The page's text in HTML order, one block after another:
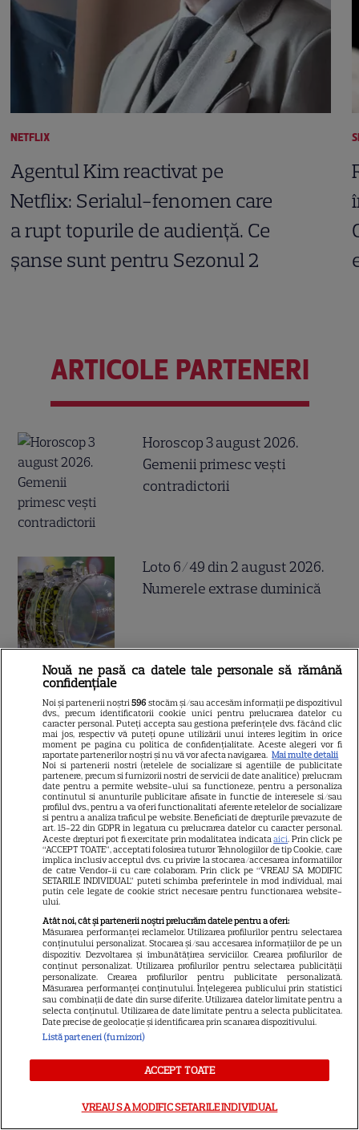
NETFLIX
Agentul Kim reactivat pe
Netflix: Serialul-fenomen care
a rupt topurile de audiență. Ce
șanse sunt pentru Sezonul 2
ARTICOLE PARTENERI
Horoscop 3 august 2026.
Gemenii primesc vești
contradictorii
Loto 6/49 din 2 august 2026.
Numerele extrase duminică
Cum coci vinetele la bloc, fără
să umpli casa de fum
Cum se face cafeaua la presa
franceză – cum funcționează
și care sunt avantajele
ALTE ARTICOLE
INTERESANTE
CINEMA
Nouă ne pasă ca datele tale personale să rămână
confidențiale
Noi și partenerii noștri596 stocăm și/sau accesăm informații pe dispozitivul
dvs., precum identificatorii cookie unici pentru prelucrarea datelor cu
caracter personal. Puteți accepta sau gestiona preferințele dvs. făcând clic
mai jos, respectiv vă puteți opune utilizării unui interes legitim în orice
moment pe pagina cu politica de confidențialitate. Aceste alegeri vor fi
raportate partenerilor noștri și nu vă vor afecta navigarea. Mai multe detalii
Noi si partenerii nostri (retelele de socializare si agentiile de publicitate
partenere, precum si furnizorii nostri de servicii de date analitice) prelucram
date pentru a permite website-ului sa functioneze, pentru a personaliza
continutul si anunturile publicitare afisate in functie de interesele si/sau
profilul dvs., pentru a va oferi functionalitati aferente retelelor de socializare
si pentru a analiza traficul pe website. Beneficiati de drepturile prevazute de
art. 15-22 din GDPR in legatura cu prelucrarea datelor cu caracter personal.
Aceste drepturi pot fi exercitate prin modalitatea indicataaici. Prin click pe
“ACCEPT TOATE”, acceptati folosirea tuturor Tehnologiilor de tip Cookie, care
implica inclusiv acceptul dvs. cu privire la stocarea/accesarea informatiilor
de catre Vendor-ii cu care colaboram. Prin click pe “VREAU SA MODIFIC
SETARILE INDIVIDUAL” puteti schimba preferintele in mod individual, mai
putin cele legate de cookie strict necesare pentru functionarea website-
ului.
Atât noi, cât și partenerii noștri prelucrăm datele pentru a oferi:
Măsurarea performanței reclamelor. Utilizarea profilurilor pentru selectarea
conținutului personalizat. Stocarea și/sau accesarea informațiilor de pe un
dispozitiv. Dezvoltarea și îmbunătățirea serviciilor. Crearea profilurilor de
conținut personalizat. Utilizarea profilurilor pentru selectarea publicității
personalizate. Crearea profilurilor pentru publicitate personalizată.
Măsurarea performanței conținutului. Înțelegerea publicului prin statistici
sau combinații de date din surse diferite. Utilizarea datelor limitate pentru a
selecta conținutul. Utilizarea de date limitate pentru a selecta publicitatea.
Date precise de geolocație și identificarea prin scanarea dispozitivului.
Listă parteneri (furnizori)
ACCEPT TOATE
VREAU SA MODIFIC SETARILE INDIVIDUAL